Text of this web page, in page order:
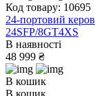
Код товару: 10695
24-портовий
24SFP/8GT4XS
В наявності
48 999 ₴
В кошик
В кошик